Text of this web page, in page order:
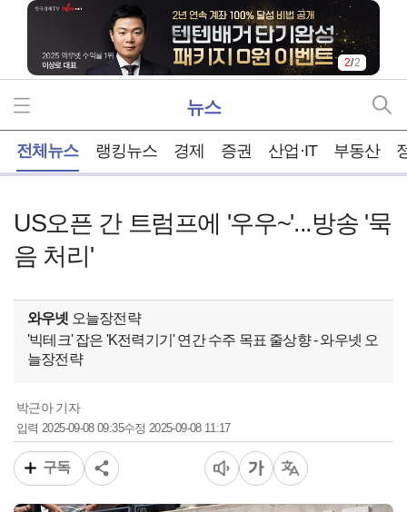
2/2
뉴스
전체뉴스 랭킹뉴스 경제 증권 산업·IT 부동산
US오픈 간 트럼프에 '우우~'...방송 '묵
음 처리'
와우넷 오늘장전략
'빅테크' 잡은 'K전력기기' 연간 수주 목표 줄상향 - 와우넷 오
늘장전략
박근아 기자
입력 2025-09-08 09:35수정 2025-09-08 11:17
구독